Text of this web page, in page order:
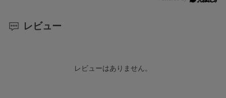
レビュー
レビューはありません。